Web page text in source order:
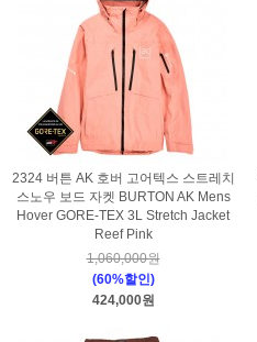
2324 버튼 AK 호버 고어텍스 스트레치
스노우 보드 자켓 BURTON AK Mens
Hover GORE-TEX 3L Stretch Jacket
Reef Pink
1,060,000원
(60%할인)
424,000원